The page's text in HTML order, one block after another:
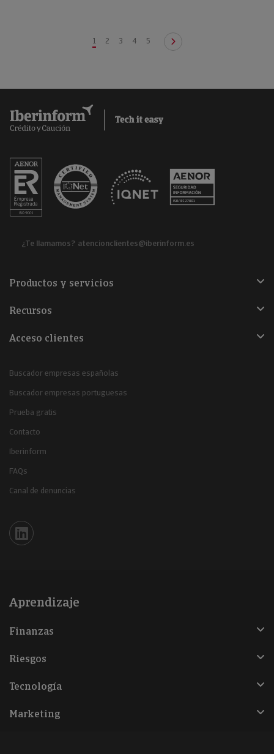
1 2 3 4 5
¿Te llamamos? atencionclientes@iberinform.es
Productos y servicios
Recursos
Acceso clientes
Buscador empresas españolas
Buscador empresas portuguesas
Prueba gratis
Contacto
Iberinform
FAQs
Canal de denuncias
Iberinform en Linkedin
Aprendizaje
Finanzas
Riesgos
Tecnología
Marketing